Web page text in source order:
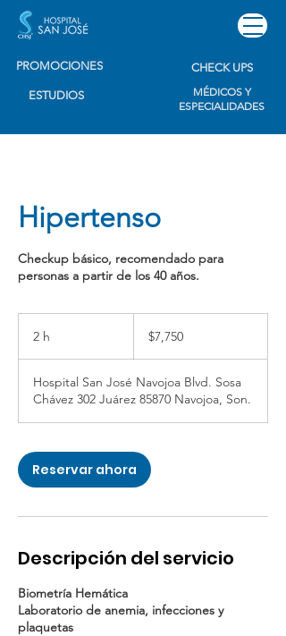
PROMOCIONES
ESTUDIOS
CHECK UPS
MÉDICOS Y
ESPECIALIDADES
Hipertenso
Checkup básico, recomendado para
personas a partir de los 40 años.
2 h
mexicanos
$7,750
Hospital San José Navojoa Blvd. Sosa
Chávez 302 Juárez 85870 Navojoa, Son.
Reservar ahora
Descripción del servicio
Biometría Hemática
Laboratorio de anemia, infecciones y
plaquetas